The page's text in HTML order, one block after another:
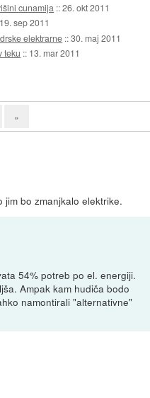
cunamija ::26. okt 2011
19. sep 2011
elektrarne ::30. maj 2011
teku :: 13. mar 2011
»
bo zmanjkalo elektrike.
54% potreb po el. energiji.
Ampak kam hudiča bodo
namontirali "alternativne"